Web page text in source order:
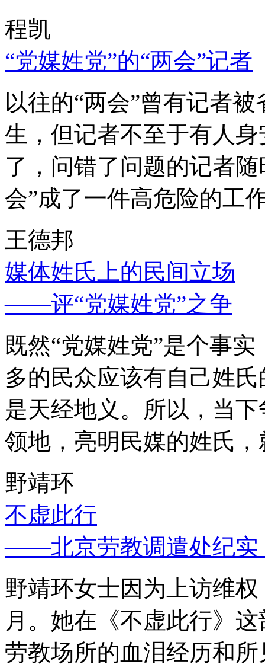
程凯
“党媒姓党”的“两会”记者
以往的“两会”曾有记者
生，但记者不至于有人
了，问错了问题的记者
会”成了一件高危险的工
王德邦
媒体姓氏上的民间立场
——评“党媒姓党”之争
既然“党媒姓党”是个事
多的民众应该有自己姓
是天经地义。所以，当
领地，亮明民媒的姓氏
野靖环
不虚此行
——北京劳教调遣处纪实
野靖环女士因为上访维
月。她在《不虚此行》
劳教场所的血泪经历和